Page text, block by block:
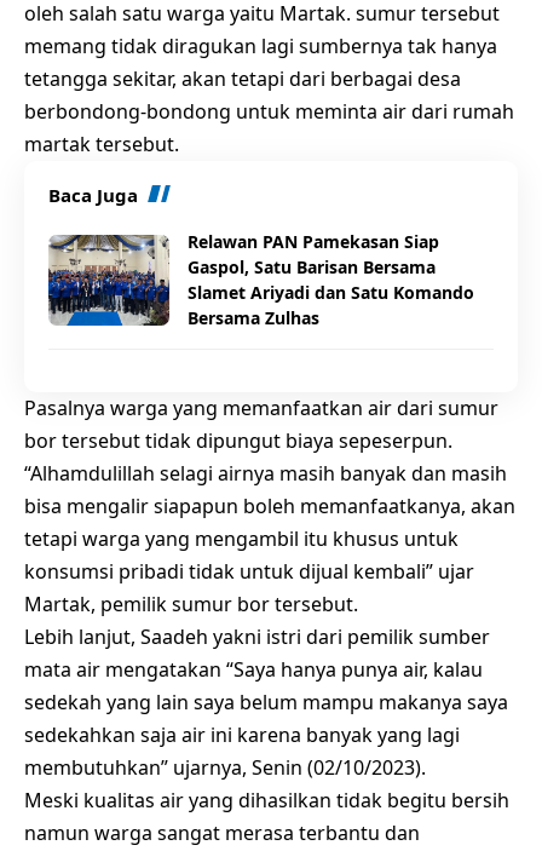
oleh salah satu warga yaitu Martak. sumur tersebut
memang tidak diragukan lagi sumbernya tak hanya
tetangga sekitar, akan tetapi dari berbagai desa
berbondong-bondong untuk meminta air dari rumah
martak tersebut.
Baca Juga
Relawan PAN Pamekasan Siap
Gaspol, Satu Barisan Bersama
Slamet Ariyadi dan Satu Komando
Bersama Zulhas
Pasalnya warga yang memanfaatkan air dari sumur
bor tersebut tidak dipungut biaya sepeserpun.
“Alhamdulillah selagi airnya masih banyak dan masih
bisa mengalir siapapun boleh memanfaatkanya, akan
tetapi warga yang mengambil itu khusus untuk
konsumsi pribadi tidak untuk dijual kembali” ujar
Martak, pemilik sumur bor tersebut.
Lebih lanjut, Saadeh yakni istri dari pemilik sumber
mata air mengatakan “Saya hanya punya air, kalau
sedekah yang lain saya belum mampu makanya saya
sedekahkan saja air ini karena banyak yang lagi
membutuhkan” ujarnya, Senin (02/10/2023).
Meski kualitas air yang dihasilkan tidak begitu bersih
namun warga sangat merasa terbantu dan